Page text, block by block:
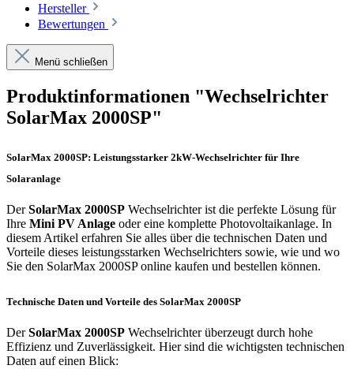
Hersteller
Bewertungen
Menü schließen
Produktinformationen "Wechselrichter
SolarMax 2000SP"
SolarMax 2000SP: Leistungsstarker 2kW-Wechselrichter für Ihre
Solaranlage
DerSolarMax 2000SP Wechselrichter ist die perfekte Lösung für
Ihre Mini PV Anlage oder eine komplette Photovoltaikanlage. In
diesem Artikel erfahren Sie alles über die technischen Daten und
Vorteile dieses leistungsstarken Wechselrichters sowie, wie und wo
Sie den SolarMax 2000SP online kaufen und bestellen können.
Technische Daten und Vorteile des SolarMax 2000SP
DerSolarMax 2000SP Wechselrichter überzeugt durch hohe
Effizienz und Zuverlässigkeit. Hier sind die wichtigsten technischen
Daten auf einen Blick: